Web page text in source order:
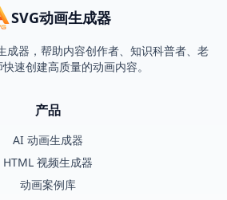
SVG动画生成器
成器，帮助内容创作者、知识科普者、老
速创建高质量的动画内容。
产品
AI 动画生成器
HTML 视频生成器
动画案例库